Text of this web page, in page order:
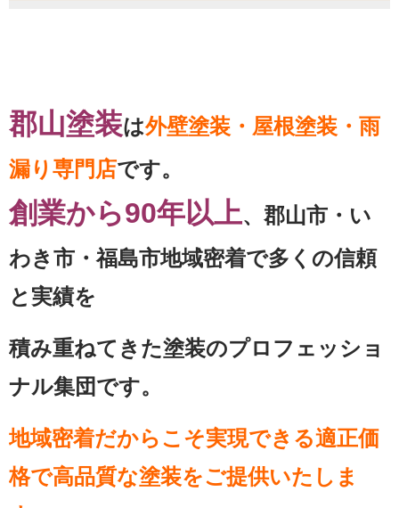
郡山塗装は外壁塗装・屋根塗装・雨
漏り専門店です。
創業から90年以上、郡山市・い
わき市・福島市地域密着で多くの信頼
と実績を
積み重ねてきた塗装のプロフェッショ
ナル集団です。
地域密着だからこそ実現できる適正価
格で高品質な塗装をご提供いたしま